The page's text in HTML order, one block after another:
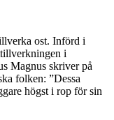
ost. Införd i
i
Magnus skriver på
folken: ”Dessa
högst i rop för sin